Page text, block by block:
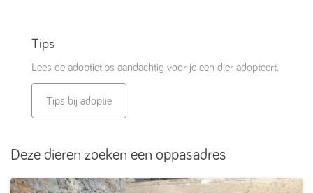
Tips
Lees de adoptietips aandachtig voor je een dier adopteert.
Tips bij adoptie
Deze dieren zoeken een oppasadres